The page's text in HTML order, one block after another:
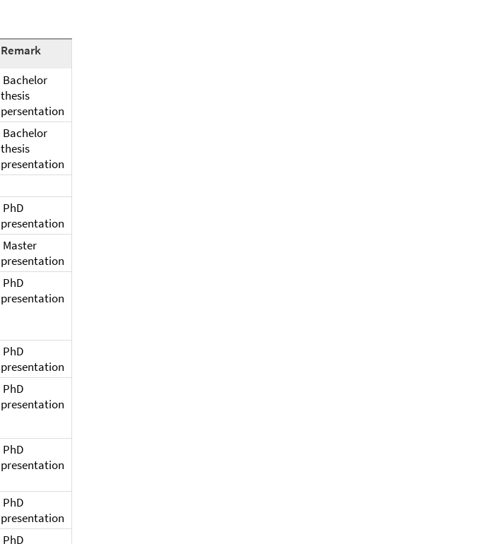
Remark
Bachelor
thesis
persentation
Bachelor
thesis
presentation
PhD
presentation
Master
presentation
PhD
presentation
PhD
presentation
PhD
presentation
PhD
presentation
PhD
presentation
PhD